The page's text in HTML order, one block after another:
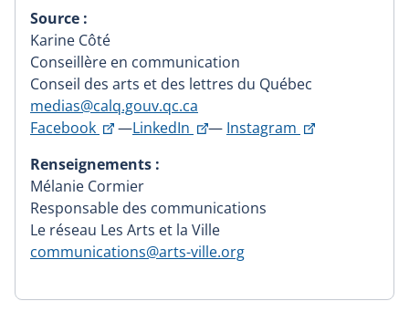
Source :
Karine Côté
Conseillère en communication
Conseil des arts et des lettres du Québec
medias@calq.gouv.qc.ca
Facebook
This
will
open
in
a
new
—LinkedIn
This
in
a
new
— Instagram
This
Renseignements :
Mélanie Cormier
Responsable des communications
Le réseau Les Arts et la Ville
communications@arts-ville.org